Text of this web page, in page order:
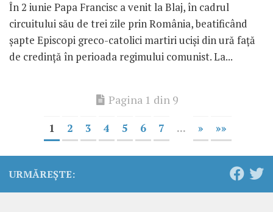
În 2 iunie Papa Francisc a venit la Blaj, în cadrul
circuitului său de trei zile prin România, beatificând
șapte Episcopi greco-catolici martiri uciși din ură față
de credință în perioada regimului comunist. La...
Pagina 1 din 9
1 2 3 4 5 6 7 ... » »»
URMĂREȘTE: